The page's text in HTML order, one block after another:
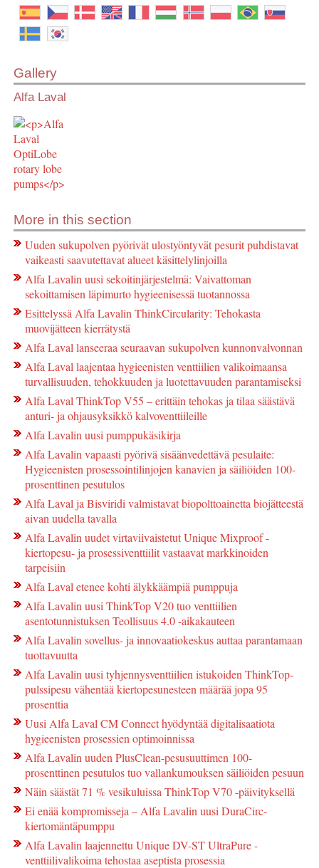
Gallery
Alfa Laval
More in this section
Uuden sukupolven pyörivät ulostyöntyvät pesurit puhdistavat
vaikeasti saavutettavat alueet käsittelylinjoilla
Alfa Lavalin uusi sekoitinjärjestelmä: Vaivattoman
sekoittamisen läpimurto hygieenisessä tuotannossa
Esittelyssä Alfa Lavalin ThinkCircularity: Tehokasta
muovijätteen kierrätystä
Alfa Laval lanseeraa seuraavan sukupolven kunnonvalvonnan
Alfa Laval laajentaa hygieenisten venttiilien valikoimaansa
turvallisuuden, tehokkuuden ja luotettavuuden parantamiseksi
Alfa Laval ThinkTop V55 – erittäin tehokas ja tilaa säästävä
anturi- ja ohjausyksikkö kalvoventtiileille
Alfa Lavalin uusi pumppukäsikirja
Alfa Lavalin vapaasti pyörivä sisäänvedettävä pesulaite:
Hygieenisten prosessointilinjojen kanavien ja säiliöiden 100-
prosenttinen pesutulos
Alfa Laval ja Bisviridi valmistavat biopolttoainetta biojätteestä
aivan uudella tavalla
Alfa Lavalin uudet virtaviivaistetut Unique Mixproof -
kiertopesu- ja prosessiventtiilit vastaavat markkinoiden
tarpeisiin
Alfa Laval etenee kohti älykkäämpiä pumppuja
Alfa Lavalin uusi ThinkTop V20 tuo venttiilien
asentotunnistuksen Teollisuus 4.0 -aikakauteen
Alfa Lavalin sovellus- ja innovaatiokeskus auttaa parantamaan
tuottavuutta
Alfa Lavalin uusi tyhjennysventtiilien istukoiden ThinkTop-
pulssipesu vähentää kiertopesunesteen määrää jopa 95
prosenttia
Uusi Alfa Laval CM Connect hyödyntää digitalisaatiota
hygieenisten prosessien optimoinnissa
Alfa Lavalin uuden PlusClean-pesusuuttimen 100-
prosenttinen pesutulos tuo vallankumouksen säiliöiden pesuun
Näin säästät 71 % vesikuluissa ThinkTop V70 -päivityksellä
Ei enää kompromisseja – Alfa Lavalin uusi DuraCirc-
kiertomäntäpumppu
Alfa Lavalin laajennettu Unique DV-ST UltraPure -
venttiilivalikoima tehostaa aseptista prosessia